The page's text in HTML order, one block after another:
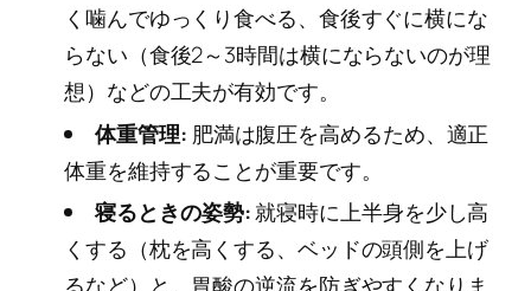
く噛んでゆっくり食べる、食後すぐに横にな
らない（食後2～3時間は横にならないのが理
想）などの工夫が有効です。
体重管理: 肥満は腹圧を高めるため、適正
体重を維持することが重要です。
寝るときの姿勢:就寝時に上半身を少し高
くする（枕を高くする、ベッドの頭側を上げ